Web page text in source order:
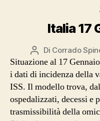
Italia 17
Autore
articolo
Di Corrado
Situazione al 17
i dati di incidenza della
ISS. Il modello trova,
ospedalizzati, decessi e
trasmissibilità della